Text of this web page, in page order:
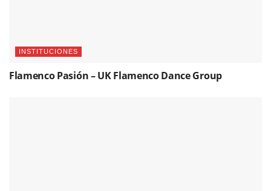
INSTITUCIONES
Flamenco Pasión – UK Flamenco Dance Group